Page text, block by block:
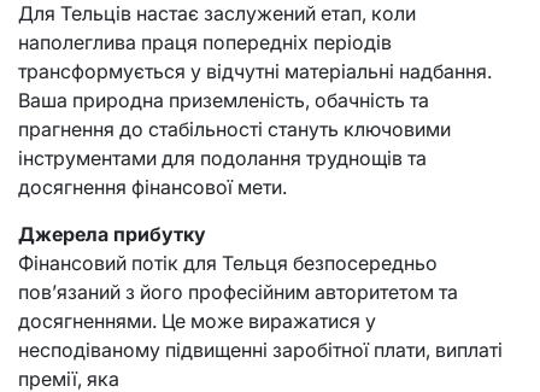
Для Тельців настає заслужений етап, коли
наполеглива праця попередніх періодів
трансформується у відчутні матеріальні надбання.
Ваша природна приземленість, обачність та
прагнення до стабільності стануть ключовими
інструментами для подолання труднощів та
досягнення фінансової мети.
Джерела прибутку
Фінансовий потік для Тельця безпосередньо
пов’язаний з його професійним авторитетом та
досягненнями. Це може виражатися у
несподіваному підвищенні заробітної плати, виплаті
премії, яка